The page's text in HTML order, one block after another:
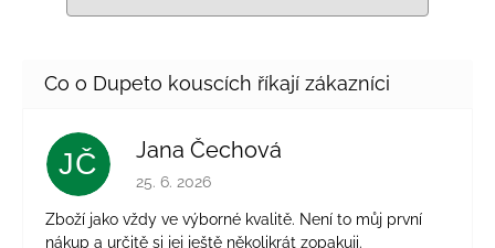
JČ Jana Čechová
Hodnocení obchodu je 5 z 5 hvězdiček.
25. 6. 2026
Zboží jako vždy ve výborné kvalitě. Není to můj první
nákup a určitě si jej ještě několikrát zopakuji.